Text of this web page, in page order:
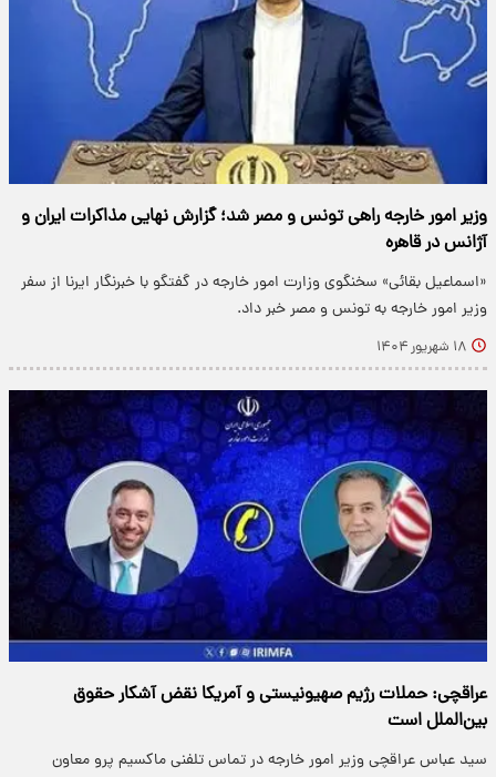
وزیر امور خارجه راهی تونس و مصر شد؛ گزارش نهایی مذاکرات ایران و
آژانس در قاهره
«اسماعیل بقائی» سخنگوی وزارت امور خارجه در گفتگو با خبرنگار ایرنا از سفر
وزیر امور خارجه به تونس و مصر خبر داد.
۱۸ شهریور ۱۴۰۴
عراقچی: حملات رژیم صهیونیستی و آمریکا نقض آشکار حقوق
بین‌الملل است
سید عباس عراقچی وزیر امور خارجه در تماس تلفنی ماکسیم پرو معاون